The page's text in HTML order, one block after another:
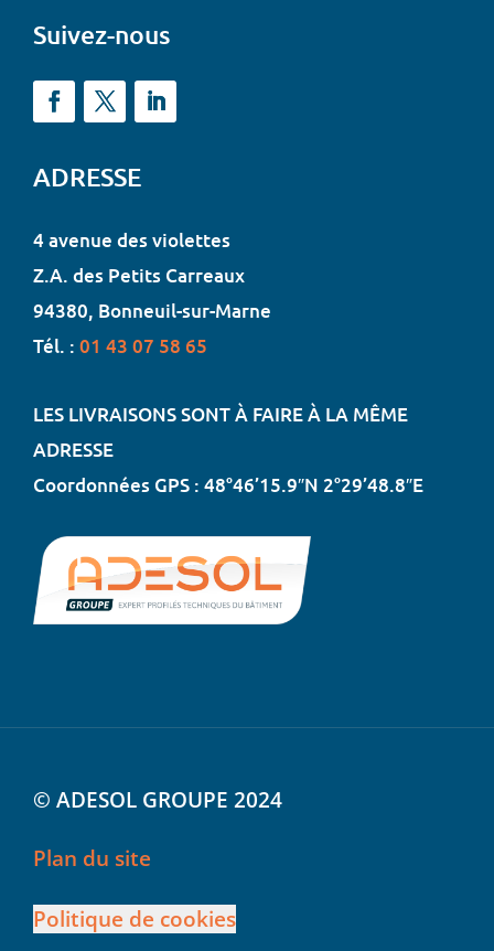
Suivez-nous
ADRESSE
4 avenue des violettes
Z.A. des Petits Carreaux
94380, Bonneuil-sur-Marne
Tél. : 01 43 07 58 65
LES LIVRAISONS SONT À FAIRE À LA MÊME
ADRESSE
Coordonnées GPS : 48°46’15.9″N 2°29’48.8″E
© ADESOL GROUPE 2024
Plan du site
Politique de cookies